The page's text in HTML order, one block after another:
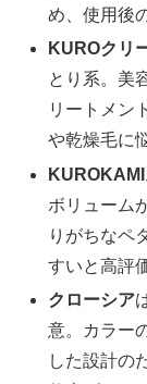
め、使用後
KUROクリ
とり系。美
リートメン
や乾燥毛に
ボリューム
りがちなペ
すいと高評
クローシア
意。カラー
した設計の